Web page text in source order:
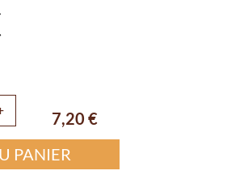
7,20 €
PANIER